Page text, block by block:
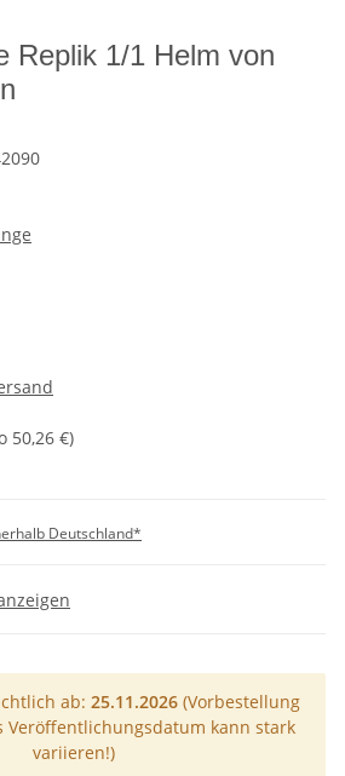
Replik 1/1 Helm von
50,26 €)
Deutschland*
ab: 25.11.2026 (Vorbestellung
Veröffentlichungsdatum kann stark
variieren!)